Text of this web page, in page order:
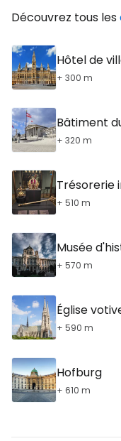
Découvrez tous les
Hôtel de
+ 300 m
Bâtiment
+ 320 m
Trésorerie
+ 510 m
Musée
+ 570 m
Église
+ 590 m
Hofburg
+ 610 m